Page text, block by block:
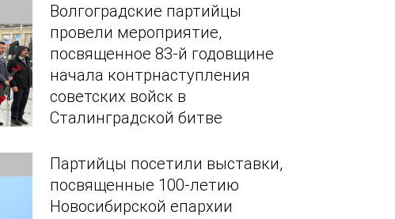
Волгоградские партийцы
провели мероприятие,
посвященное 83-й годовщине
начала контрнаступления
советских войск в
Сталинградской битве
Партийцы посетили выставки,
посвященные 100-летию
Новосибирской епархии